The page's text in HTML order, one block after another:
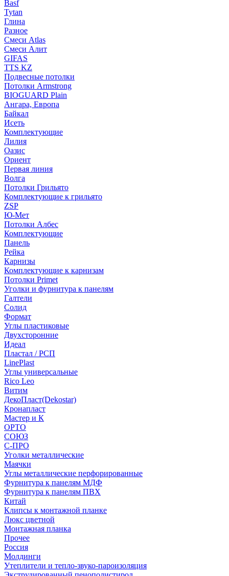
Basf
Tytan
Глина
Разное
Смеси Atlas
Смеси Алит
GIFAS
TTS KZ
Подвесные потолки
Потолки Armstrong
BIOGUARD Plain
Ангара, Европа
Байкал
Исеть
Комплектующие
Лилия
Оазис
Ориент
Первая линия
Волга
Потолки Грильято
Комплектующие к грильято
ZSP
Ю-Мет
Потолки Албес
Комплектующие
Панель
Рейка
Карнизы
Комплектующие к карнизам
Потолки Primet
Уголки и фурнитура к панелям
Галтели
Солид
Формат
Углы пластиковые
Двухсторонние
Идеал
Пластал / РСП
LinePlast
Углы универсальные
Rico Leo
Витим
ДекоПласт(Dekostar)
Кронапласт
Мастер и К
ОРТО
СОЮЗ
С-ПРО
Уголки металлические
Маячки
Углы металлические перфорированные
Фурнитура к панелям МДФ
Фурнитура к панелям ПВХ
Китай
Клипсы к монтажной планке
Люкс цветной
Монтажная планка
Прочее
Россия
Молдинги
Утеплители и тепло-звуко-пароизоляция